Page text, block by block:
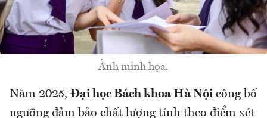
Ảnh minh họa.
Năm 2025, Đại học Bách khoa Hà Nộicông bố
ngưỡng đảm bảo chất lượng tính theo điểm xét